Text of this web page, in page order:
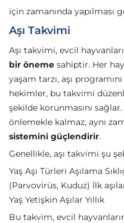
için zamanında yapılması
Aşı Takvimi
Aşı takvimi, evcil
bir öneme sahiptir. Her
yaşam tarzı, aşı
hekimler, bu takvimi
şekilde korunmasını sağlar.
önlemekle kalmaz, aynı
sistemini güçlendirir.
Genellikle, aşı takvimi şu
Yaş Aşı Türleri Aşılama
(Parvovirüs, Kuduz) İlk
Yaş Yetişkin Aşılar Yıllık
Bu takvim, evcil